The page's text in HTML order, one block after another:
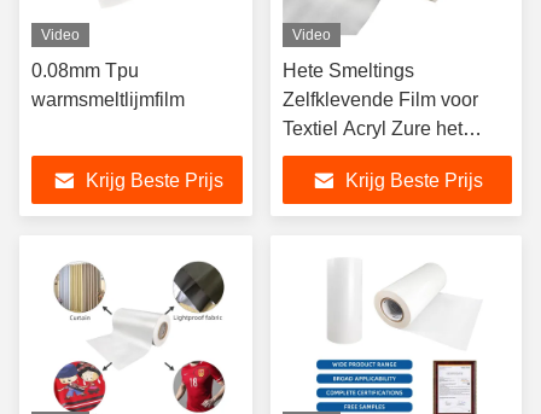
Video
0.08mm Tpu
warmsmeltlijmfilm
Krijg Beste Prijs
Video
Hete Smeltings
Zelfklevende Film voor
Textiel Acryl Zure het
Copolymeerlijm Portugal
van de Stoffenethyleen
Krijg Beste Prijs